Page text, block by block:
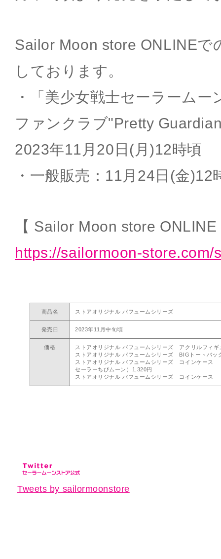
Sailor Moon store ONLINEで
しております。
・「美少女戦士セーラーム
ファンクラブ"Pretty
2023年11月20日(月)12時頃
・一般販売：11月24日(金)12
【 Sailor Moon store ONLINE
https://sailormoon-store.com/
商品名 ストアオリジナル パフュームシリーズ
発売日 2023年11月中旬頃
価格
ストアオリジナル パフュームシリーズ アクリルフィギ
ストアオリジナル パフュームシリーズ BIGトートバ
ストアオリジナル パフュームシリーズ コインケース
セーラーちびムーン）1,320円
ストアオリジナル パフュームシリーズ コインケース
Tweets by sailormoonstore